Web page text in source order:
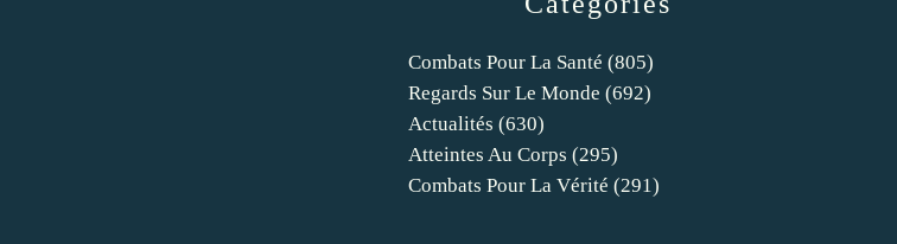
Combats Pour La Santé (805)
Regards Sur Le Monde (692)
Actualités (630)
Atteintes Au Corps (295)
Combats Pour La Vérité (291)